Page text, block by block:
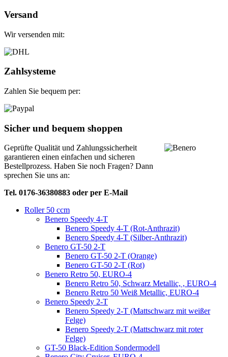
Versand
Wir versenden mit:
Zahlsysteme
Zahlen Sie bequem per:
Sicher und bequem shoppen
Geprüfte Qualität und Zahlungssicherheit
garantieren einen einfachen und sicheren
Bestellprozess. Haben Sie noch Fragen? Dann
sprechen Sie uns an:
Tel. 0176-36380883 oder per E-Mail
Roller 50 ccm
Benero Speedy 4-T
Benero Speedy 4-T (Rot-Anthrazit)
Benero Speedy 4-T (Silber-Anthrazit)
Benero GT-50 2-T
Benero GT-50 2-T (Orange)
Benero GT-50 2-T (Rot)
Benero Retro 50, EURO-4
Benero Retro 50, Schwarz Metallic, , EURO-4
Benero Retro 50 Weiß Metallic, EURO-4
Benero Speedy 2-T
Benero Speedy 2-T (Mattschwarz mit weißer
Felge)
Benero Speedy 2-T (Mattschwarz mit roter
Felge)
GT-50 Black-Edition Sondermodell